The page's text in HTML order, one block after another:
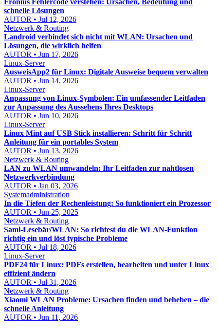
Fronius Fehlercode verstehen: Ursachen, Bedeutung und
schnelle Lösungen
AUTOR • Jul 12, 2026
Netzwerk & Routing
Landroid verbindet sich nicht mit WLAN: Ursachen und
Lösungen, die wirklich helfen
AUTOR • Jun 17, 2026
Linux-Server
AusweisApp2 für Linux: Digitale Ausweise bequem verwalten
AUTOR • Jun 14, 2026
Linux-Server
Anpassung von Linux-Symbolen: Ein umfassender Leitfaden
zur Anpassung des Aussehens Ihres Desktops
AUTOR • Jun 10, 2026
Linux-Server
Linux Mint auf USB Stick installieren: Schritt für Schritt
Anleitung für ein portables System
AUTOR • Jun 13, 2026
Netzwerk & Routing
LAN zu WLAN umwandeln: Ihr Leitfaden zur nahtlosen
Netzwerkverbindung
AUTOR • Jan 03, 2026
Systemadministration
In die Tiefen der Rechenleistung: So funktioniert ein Prozessor
AUTOR • Jun 25, 2025
Netzwerk & Routing
Sami-Lesebär/WLAN: So richtest du die WLAN-Funktion
richtig ein und löst typische Probleme
AUTOR • Jul 18, 2026
Linux-Server
PDF24 für Linux: PDFs erstellen, bearbeiten und unter Linux
effizient ändern
AUTOR • Jul 31, 2026
Netzwerk & Routing
Xiaomi WLAN Probleme: Ursachen finden und beheben – die
schnelle Anleitung
AUTOR • Jun 11, 2026